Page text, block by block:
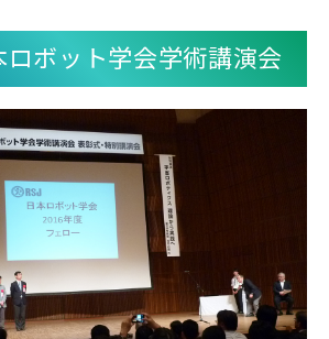
ロボット学会学術講演会